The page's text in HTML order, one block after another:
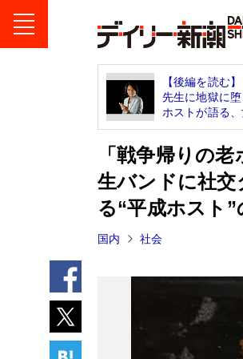
【後編を読む
先生に地獄に堕
ホストが語る、
「戦争帰りの
生バンドに社
る“平成ホスト”
国内 社会